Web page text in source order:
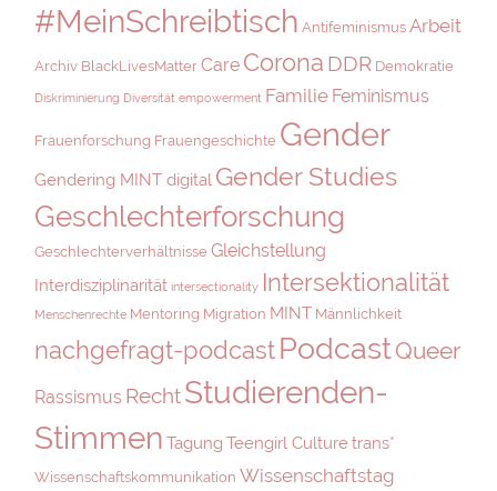
#MeinSchreibtisch Antifeminismus Arbeit
Archiv BlackLivesMatter Care Corona DDR Demokratie
Diskriminierung Diversität empowerment Familie Feminismus
Frauenforschung Frauengeschichte Gender
Gendering MINT digital Gender Studies
Geschlechterforschung
Geschlechterverhältnisse Gleichstellung
Interdisziplinarität intersectionality Intersektionalität
Menschenrechte Mentoring Migration MINT Männlichkeit
nachgefragt-podcastPodcastQueer
Rassismus RechtStudierenden-
Stimmen Tagung Teengirl Culturetrans*
Wissenschaftskommunikation Wissenschaftstag